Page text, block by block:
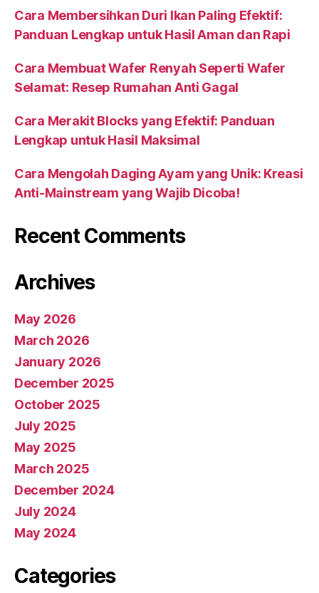
Cara Membersihkan Duri Ikan Paling Efektif:
Panduan Lengkap untuk Hasil Aman dan Rapi
Cara Membuat Wafer Renyah Seperti Wafer
Selamat: Resep Rumahan Anti Gagal
Cara Merakit Blocks yang Efektif: Panduan
Lengkap untuk Hasil Maksimal
Cara Mengolah Daging Ayam yang Unik: Kreasi
Anti-Mainstream yang Wajib Dicoba!
Recent Comments
Archives
May 2026
March 2026
January 2026
December 2025
October 2025
July 2025
May 2025
March 2025
December 2024
July 2024
May 2024
Categories